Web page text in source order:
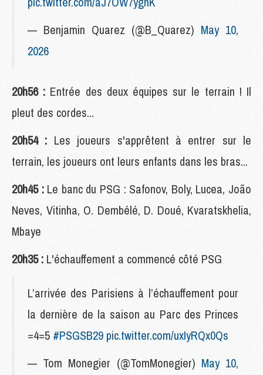
— Benjamin Quarez (@B_Quarez) May 10,
2026
20h56 : Entrée des deux équipes sur le terrain ! Il
pleut des cordes...
20h54 : Les joueurs s'apprêtent à entrer sur le
terrain, les joueurs ont leurs enfants dans les bras...
20h45 : Le banc du PSG : Safonov, Boly, Lucea, João
Neves, Vitinha, O. Dembélé, D. Doué, Kvaratskhelia,
Mbaye
20h35 : L'échauffement a commencé côté PSG
L’arrivée des Parisiens à l’échauffement pour
la dernière de la saison au Parc des Princes
=4=5 #PSGSB29 pic.twitter.com/uxIyRQx0Qs
— Tom Monegier (@TomMonegier) May 10,